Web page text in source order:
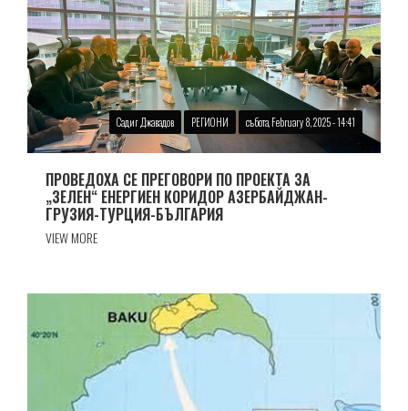
Садиг Джавадов РЕГИОНИ събота, February 8, 2025 - 14:41
ПРОВЕДОХА СЕ ПРЕГОВОРИ ПО ПРОЕКТА ЗА
„ЗЕЛЕН“ ЕНЕРГИЕН КОРИДОР АЗЕРБАЙДЖАН-
ГРУЗИЯ-ТУРЦИЯ-БЪЛГАРИЯ
VIEW MORE